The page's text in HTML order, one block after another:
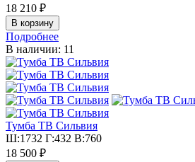
18 210 ₽
Подробнее
В наличии: 11
Тумба ТВ Сильвия
Ш:1732 Г:432 В:760
18 500 ₽